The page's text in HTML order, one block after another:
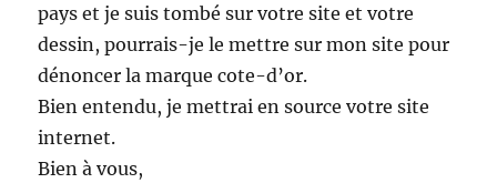
pays et je suis tombé sur votre site et votre
dessin, pourrais-je le mettre sur mon site pour
dénoncer la marque cote-d’or.
Bien entendu, je mettrai en source votre site
internet.
Bien à vous,